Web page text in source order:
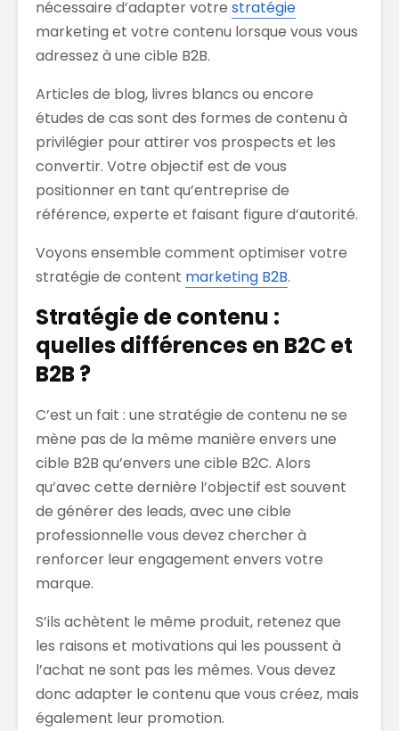
nécessaire d’adapter votre stratégie
marketing et votre contenu lorsque vous vous
adressez à une cible B2B.
Articles de blog, livres blancs ou encore
études de cas sont des formes de contenu à
privilégier pour attirer vos prospects et les
convertir. Votre objectif est de vous
positionner en tant qu’entreprise de
référence, experte et faisant figure d’autorité.
Voyons ensemble comment optimiser votre
stratégie de content marketing B2B.
Stratégie de contenu :
quelles différences en B2C et
B2B ?
C’est un fait : une stratégie de contenu ne se
mène pas de la même manière envers une
cible B2B qu’envers une cible B2C. Alors
qu’avec cette dernière l’objectif est souvent
de générer des leads, avec une cible
professionnelle vous devez chercher à
renforcer leur engagement envers votre
marque.
S’ils achètent le même produit, retenez que
les raisons et motivations qui les poussent à
l’achat ne sont pas les mêmes. Vous devez
donc adapter le contenu que vous créez, mais
également leur promotion.